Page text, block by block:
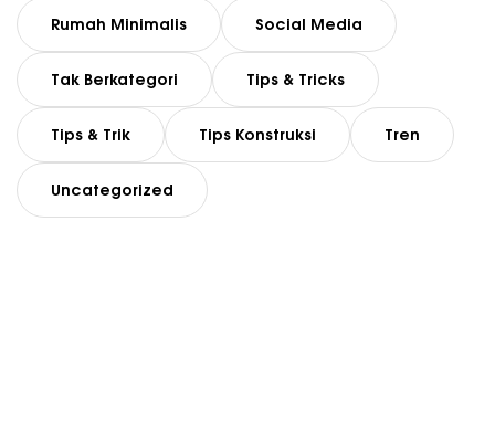
Rumah Minimalis Social Media
Tak Berkategori Tips & Tricks
Tips & Trik Tips Konstruksi Tren
Uncategorized